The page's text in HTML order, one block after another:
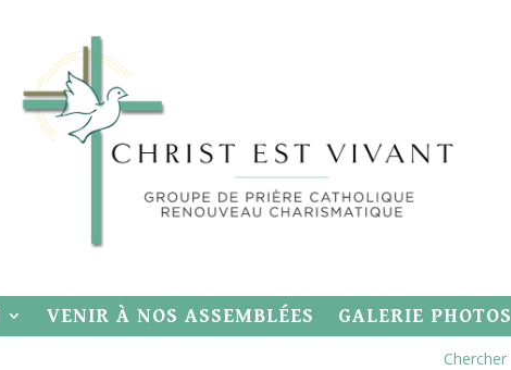
VENIR À NOS ASSEMBLÉES GALERIE PHOTOS